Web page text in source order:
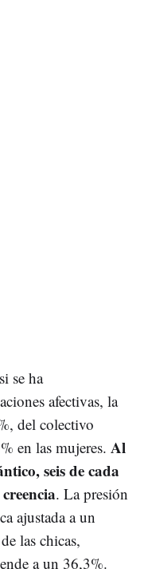
se ha
afectivas, la
del colectivo
en las mujeres. Al
seis de cada
. La presión
ajustada a un
las chicas,
a un 36,3%.